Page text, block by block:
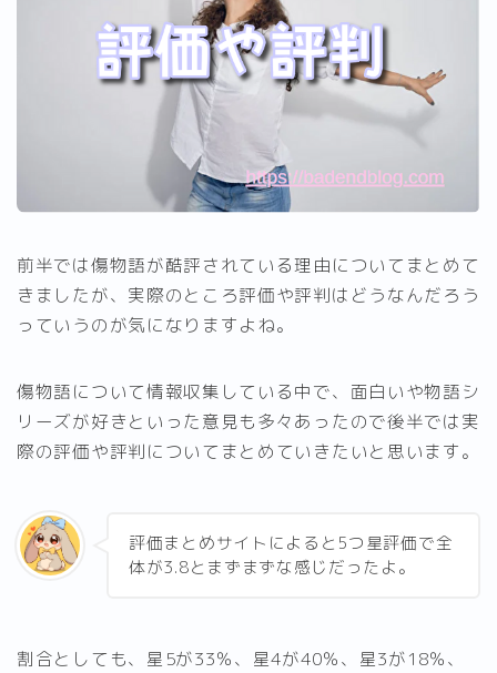
前半では傷物語が酷評されている理由についてまとめて
きましたが、実際のところ評価や評判はどうなんだろう
っていうのが気になりますよね。
傷物語について情報収集している中で、面白いや物語シ
リーズが好きといった意見も多々あったので後半では実
際の評価や評判についてまとめていきたいと思います。
評価まとめサイトによると5つ星評価で全
体が3.8とまずまずな感じだったよ。
割合としても、星5が33％、星4が40％、星3が18％、